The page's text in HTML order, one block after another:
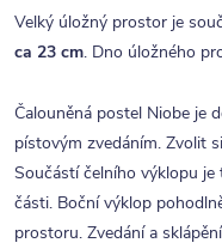
Velký úložný prostor je
ca 23 cm. Dno úložného
Čalouněná postel Niobe je
pístovým zvedáním. Zvolit
Součástí čelního výklopu je
části. Boční výklop
prostoru. Zvedání a